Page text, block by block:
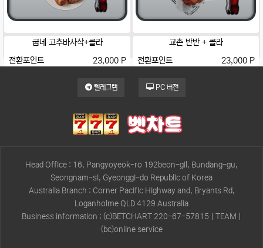
굽네 고추바사삭+콜라
전환포인트
23,000 P
교촌 반반 + 콜라
전환포인트
23,000 P
텔레그램 PC 버전
Head Office : 16, Pangyoyeok-ro 192beon-gil, Bundang-gu,
Seongnam-si, Gyeonggi-do Republic of Korea
Australia Branch : Corner Pacific Highway and, Bryants Rd,
Loganholme QLD 4129 Australia
Business information : (c)BETCHART 220-67-57815 | TEAM |
(bc)online service